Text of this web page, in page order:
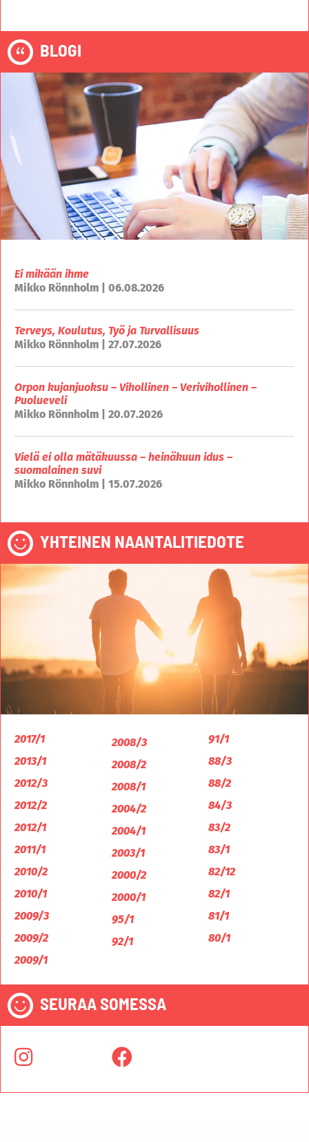
BLOGI
Ei mikään ihme
Mikko Rönnholm | 06.08.2026
Terveys, Koulutus, Työ ja Turvallisuus
Mikko Rönnholm | 27.07.2026
Orpon kujanjuoksu – Vihollinen – Verivihollinen –
Puolueveli
Mikko Rönnholm | 20.07.2026
Vielä ei olla mätäkuussa – heinäkuun idus –
suomalainen suvi
Mikko Rönnholm | 15.07.2026
YHTEINEN NAANTALITIEDOTE
2017/1
2013/1
2012/3
2012/2
2012/1
2011/1
2010/2
2010/1
2009/3
2009/2
2009/1
2008/3
2008/2
2008/1
2004/2
2004/1
2003/1
2000/2
2000/1
95/1
92/1
91/1
88/3
88/2
84/3
83/2
83/1
82/12
82/1
81/1
80/1
SEURAA SOMESSA